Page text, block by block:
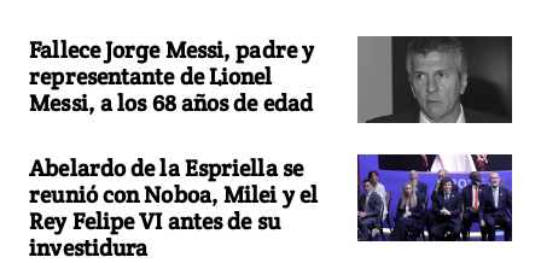
Fallece Jorge Messi, padre y
representante de Lionel
Messi, a los 68 años de edad
Abelardo de la Espriella se
reunió con Noboa, Milei y el
Rey Felipe VI antes de su
investidura